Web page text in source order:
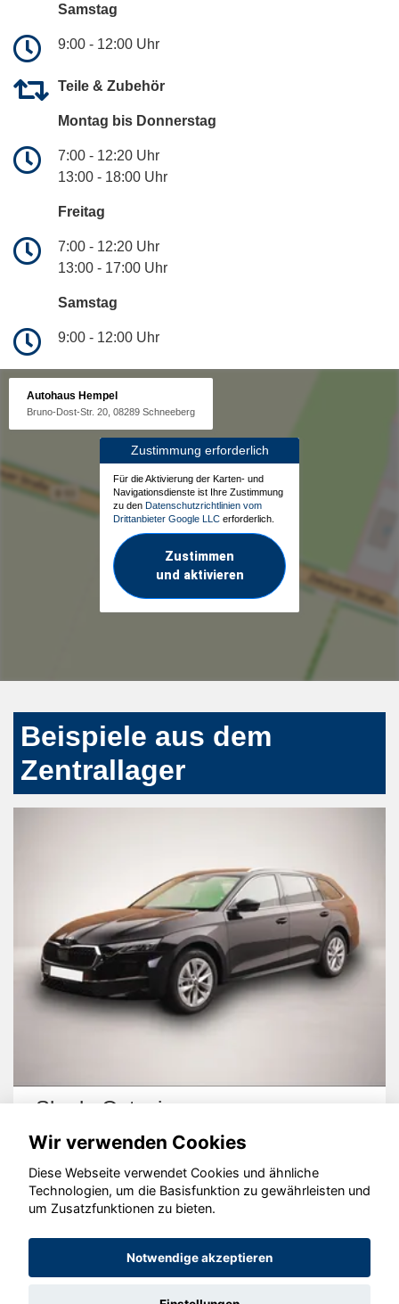
Samstag
9:00 - 12:00 Uhr
Teile & Zubehör
Montag bis Donnerstag
7:00 - 12:20 Uhr
13:00 - 18:00 Uhr
Freitag
7:00 - 12:20 Uhr
13:00 - 17:00 Uhr
Samstag
9:00 - 12:00 Uhr
Autohaus Hempel
Bruno-Dost-Str. 20, 08289 Schneeberg
Zustimmung erforderlich
Für die Aktivierung der Karten- und
Navigationsdienste ist Ihre Zustimmung
zu den Datenschutzrichtlinien vom
Drittanbieter Google LLC erforderlich.
Zustimmen
und aktivieren
Beispiele aus dem
Zentrallager
Skoda Octavia
© konjunkturmotor.de GmbH 2020 - 2026
Wir verwenden Cookies
Diese Webseite verwendet Cookies und ähnliche
Technologien, um die Basisfunktion zu gewährleisten und
um Zusatzfunktionen zu bieten.
Notwendige akzeptieren